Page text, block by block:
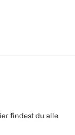
findest du alle